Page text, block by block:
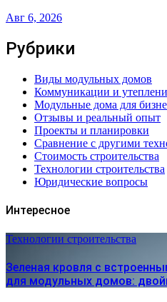
Авг 6, 2026
Рубрики
Виды модульных домов
Коммуникации и
Модульные дома для
Отзывы и реальный опыт
Проекты и планировки
Сравнение с другими
Стоимость строительства
Технологии строительства
Юридические вопросы
Интересное
Технологии строительства
Зеленая кровля с
для модульных домов: